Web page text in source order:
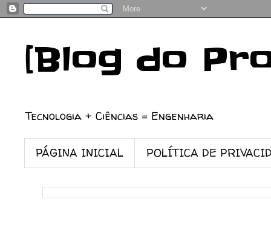
[Blog do
Tecnologia + Ciências = Engenharia
PÁGINA INICIAL POLÍTICA DE